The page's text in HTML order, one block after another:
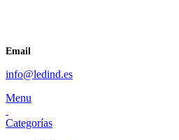
Email
info@ledind.es
Menu
Categorías